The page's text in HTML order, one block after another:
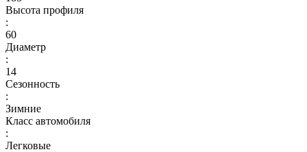
Высота профиля
:
60
Диаметр
:
14
Сезонность
:
Зимние
Класс автомобиля
:
Легковые